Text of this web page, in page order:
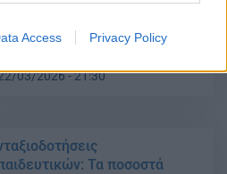
Access Privacy Policy
ισχύει για πλήρη και
03/2026 - 21:30
Τα ποσοστά